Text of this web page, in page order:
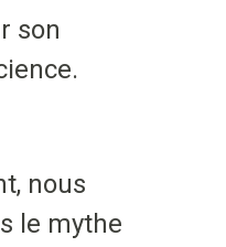
son
nous
le mythe